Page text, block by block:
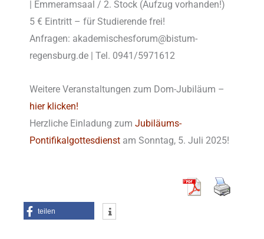
| Emmeramsaal / 2. Stock (Aufzug vorhanden!)
5 € Eintritt – für Studierende frei!
Anfragen: akademischesforum@bistum-
regensburg.de | Tel. 0941/5971612
Weitere Veranstaltungen zum Dom-Jubiläum –
hier klicken!
Herzliche Einladung zum Jubiläums-
Pontifikalgottesdienst am Sonntag, 5. Juli 2025!
teilen